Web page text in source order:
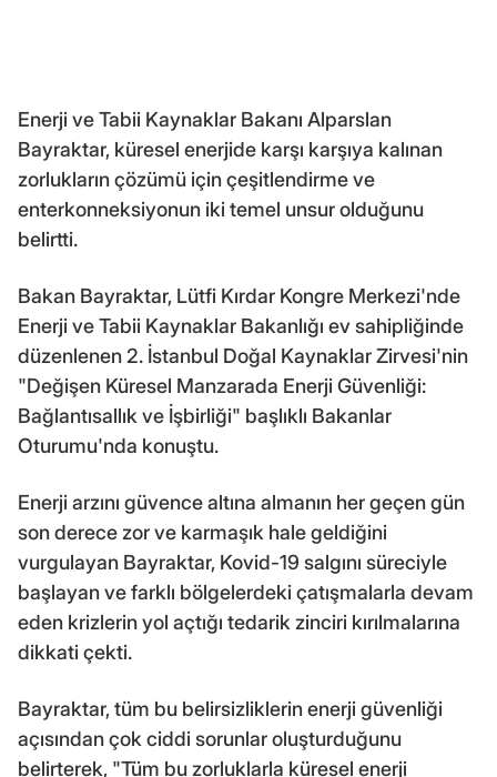
Enerji ve Tabii Kaynaklar Bakanı Alparslan
Bayraktar, küresel enerjide karşı karşıya kalınan
zorlukların çözümü için çeşitlendirme ve
enterkonneksiyonun iki temel unsur olduğunu
belirtti.
Bakan Bayraktar, Lütfi Kırdar Kongre Merkezi'nde
Enerji ve Tabii Kaynaklar Bakanlığı ev sahipliğinde
düzenlenen 2. İstanbul Doğal Kaynaklar Zirvesi'nin
"Değişen Küresel Manzarada Enerji Güvenliği:
Bağlantısallık ve İşbirliği" başlıklı Bakanlar
Oturumu'nda konuştu.
Enerji arzını güvence altına almanın her geçen gün
son derece zor ve karmaşık hale geldiğini
vurgulayan Bayraktar, Kovid-19 salgını süreciyle
başlayan ve farklı bölgelerdeki çatışmalarla devam
eden krizlerin yol açtığı tedarik zinciri kırılmalarına
dikkati çekti.
Bayraktar, tüm bu belirsizliklerin enerji güvenliği
açısından çok ciddi sorunlar oluşturduğunu
belirterek, "Tüm bu zorluklarla küresel enerji